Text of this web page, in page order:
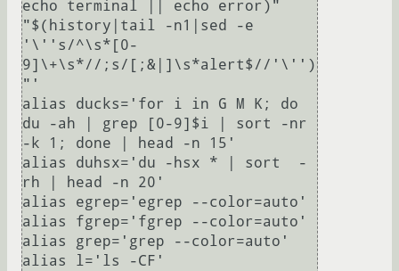
echo terminal || echo error)"
"$(history|tail -n1|sed -e
'\''s/^\s*[0-
9]\+\s*//;s/[;&|]\s*alert$//'\'')
"'
alias ducks='for i in G M K; do
du -ah | grep [0-9]$i | sort -nr
-k 1; done | head -n 15'
alias duhsx='du -hsx * | sort  -
rh | head -n 20'
alias egrep='egrep --color=auto'
alias fgrep='fgrep --color=auto'
alias grep='grep --color=auto'
alias l='ls -CF'